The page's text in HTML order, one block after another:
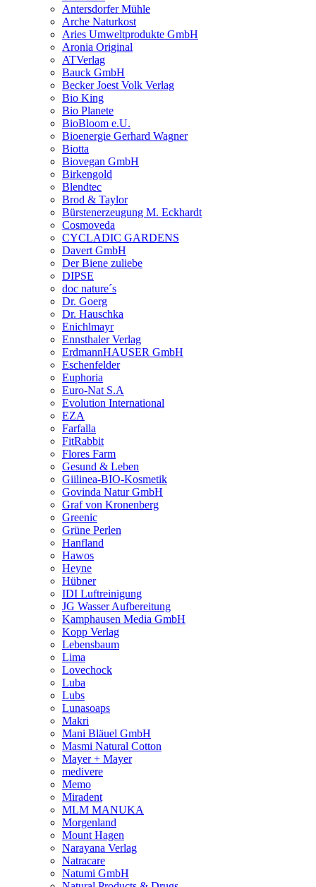
Antersdorfer Mühle
Arche Naturkost
Aries Umweltprodukte GmbH
Aronia Original
ATVerlag
Bauck GmbH
Becker Joest Volk Verlag
Bio King
Bio Planete
BioBloom e.U.
Bioenergie Gerhard Wagner
Biotta
Biovegan GmbH
Birkengold
Blendtec
Brod & Taylor
Bürstenerzeugung M. Eckhardt
Cosmoveda
CYCLADIC GARDENS
Davert GmbH
Der Biene zuliebe
DIPSE
doc nature´s
Dr. Goerg
Dr. Hauschka
Enichlmayr
Ennsthaler Verlag
ErdmannHAUSER GmbH
Eschenfelder
Euphoria
Euro-Nat S.A
Evolution International
EZA
Farfalla
FitRabbit
Flores Farm
Gesund & Leben
Giilinea-BIO-Kosmetik
Govinda Natur GmbH
Graf von Kronenberg
Greenic
Grüne Perlen
Hanfland
Hawos
Heyne
Hübner
IDI Luftreinigung
JG Wasser Aufbereitung
Kamphausen Media GmbH
Kopp Verlag
Lebensbaum
Lima
Lovechock
Luba
Lubs
Lunasoaps
Makri
Mani Bläuel GmbH
Masmi Natural Cotton
Mayer + Mayer
medivere
Memo
Miradent
MLM MANUKA
Morgenland
Mount Hagen
Narayana Verlag
Natracare
Natumi GmbH